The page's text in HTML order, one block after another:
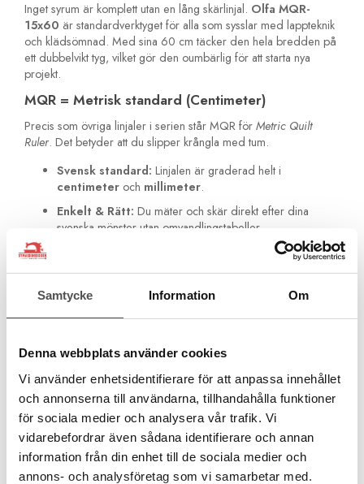
Samtycke Information Om
Denna webbplats använder cookies
Vi använder enhetsidentifierare för att anpassa innehållet
och annonserna till användarna, tillhandahålla funktioner
för sociala medier och analysera vår trafik. Vi
vidarebefordrar även sådana identifierare och annan
information från din enhet till de sociala medier och
annons- och analysföretag som vi samarbetar med.
Inget syrum är komplett utan en lång skärlinjal. Olfa MQR-
15x60 är standardverktyget för alla som sysslar med lappteknik
och klädsömnad. Med sina 60 cm täcker den hela bredden på
ett dubbelvikt tyg, vilket gör den oumbärlig för att starta nya
projekt.
MQR = Metrisk standard (Centimeter)
Precis som övriga linjaler i serien står MQR för Metric Quilt
Ruler. Det betyder att du slipper krångla med tum.
Svensk standard: Linjalen är graderad helt i
centimeter och millimeter.
Enkelt & Rätt: Du mäter och skär direkt efter dina
svenska mönster utan omvandlingstabeller.
Varför välja storleken 15x60 cm?
sträckor. Det är den mest sålda storleken av en anledning:
bårder eller långa remsor till stockhus-block ("log
cabin").
Räta upp tyger:Använd den långa kanten för att snygga
till skeva tygkanter innan du börjar skära dina bitar.
Oslagbar synlighet & säkerhet